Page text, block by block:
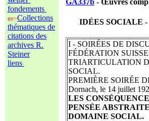
fondements
nv>Collections
thématiques de
citations des
archives R.
Steiner
liens
GA337b - Œuvres
IDÉES SOCIALE
I - SOIRÉES DE
FÉDÉRATION
TRIARTICULATION
SOCIAL.
PREMIÈRE SOIRÉE
Dornach, le 14 juillet
LES
PENSÉE
DOMAINE SOCIAL.